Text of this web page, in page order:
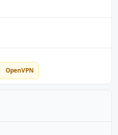
OpenVPN